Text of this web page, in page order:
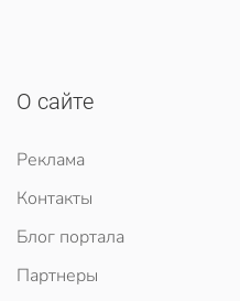
О сайте
Реклама
Контакты
Блог портала
Партнеры